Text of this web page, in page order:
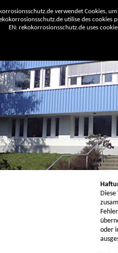
oder
verwendet Cookies,
utilise des cookies
EN: rekokorrosionsschutz.de uses